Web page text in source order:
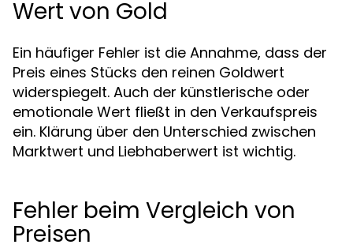
Wert von Gold
Ein häufiger Fehler ist die Annahme, dass der
Preis eines Stücks den reinen Goldwert
widerspiegelt. Auch der künstlerische oder
emotionale Wert fließt in den Verkaufspreis
ein. Klärung über den Unterschied zwischen
Marktwert und Liebhaberwert ist wichtig.
Fehler beim Vergleich von
Preisen